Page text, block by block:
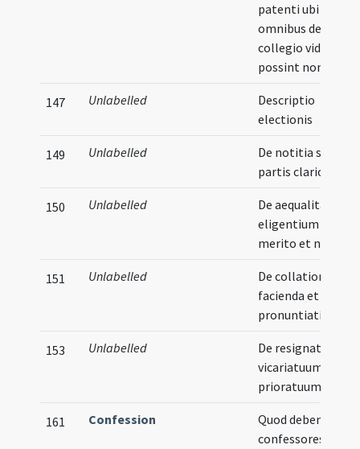
patenti ubi ab
omnibus de illo
collegio videri
possint non audiri
147 Unlabelled
Descriptio
electionis
149 Unlabelled
De notitia sanioris
partis clariori
150 Unlabelled
De aequalitate
eligentium in zelo
merito et numero
151 Unlabelled
De collatione
facienda et electi
pronuntiatione
153 Unlabelled
De resignatione
vicariatuum et
prioratuum
161 Confession
Quod debent
confessores